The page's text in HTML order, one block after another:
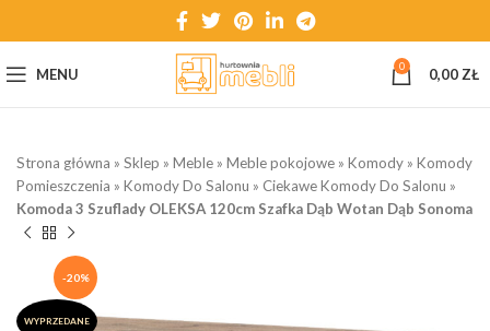
MENU 0 0,00 ZŁ
Strona główna » Sklep » Meble » Meble pokojowe » Komody » Komody
Pomieszczenia » Komody Do Salonu » Ciekawe Komody Do Salonu »
Komoda 3 Szuflady OLEKSA 120cm Szafka Dąb Wotan Dąb Sonoma
-20%
WYPRZEDANE